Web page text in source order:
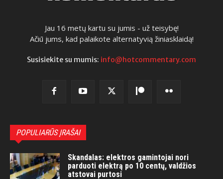
Jau 16 metų kartu su jumis - už teisybę!
Ačiū jums, kad palaikote alternatyvią žiniasklaidą!
Susisiekite su mumis: info@hotcommentary.com
POPULIARŪS ĮRAŠAI
Skandalas: elektros gamintojai nori
parduoti elektrą po 10 centų, valdžios
atstovai purtosi